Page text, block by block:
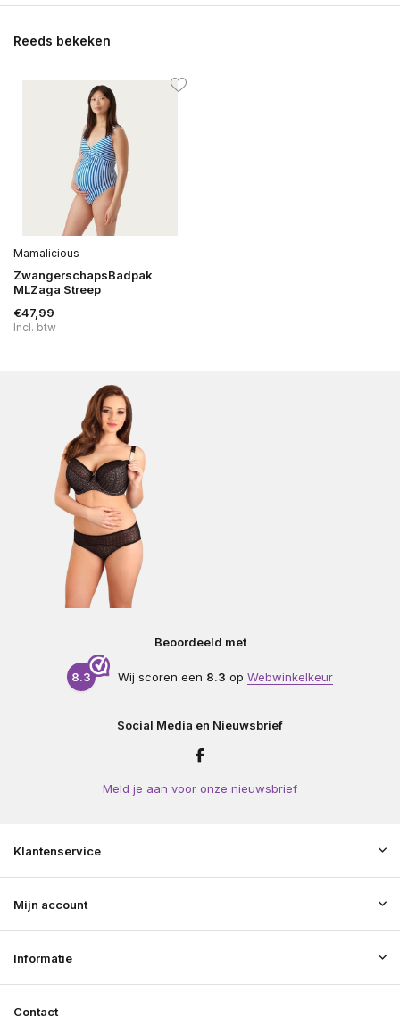
Reeds bekeken
Mamalicious
ZwangerschapsBadpak
MLZaga Streep
€47,99
Incl. btw
Beoordeeld met
8.3 Wij scoren een 8.3 op Webwinkelkeur
Social Media en Nieuwsbrief
Meld je aan voor onze nieuwsbrief
Klantenservice
Mijn account
Informatie
Contact